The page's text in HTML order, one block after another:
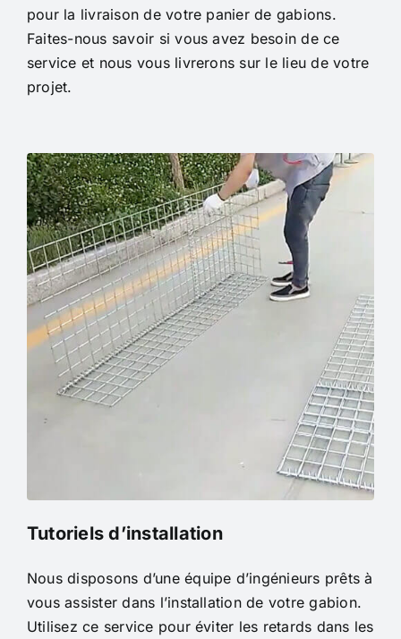
pour la livraison de votre panier de gabions.
Faites-nous savoir si vous avez besoin de ce
service et nous vous livrerons sur le lieu de votre
projet.
Tutoriels d’installation
Nous disposons d’une équipe d’ingénieurs prêts à
vous assister dans l’installation de votre gabion.
Utilisez ce service pour éviter les retards dans les